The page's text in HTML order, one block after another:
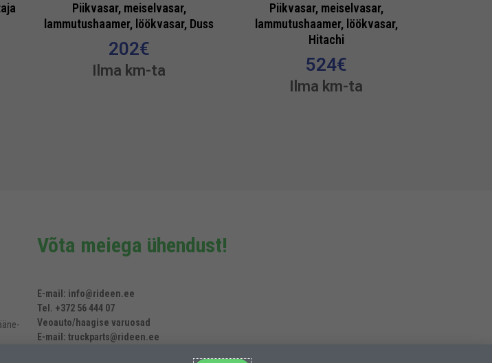
Piikvasar, meiselvasar,
lammutushaamer, löökvasar, Duss
202€
Ilma km-ta
Piikvasar, meiselvasar,
lammutushaamer, löökvasar,
Hitachi
524€
Ilma km-ta
Võta meiega ühendust!
E-mail: info@rideen.ee
Tel. +372 56 444 07
Veoauto/haagise varuosad
E-mail: truckparts@rideen.ee